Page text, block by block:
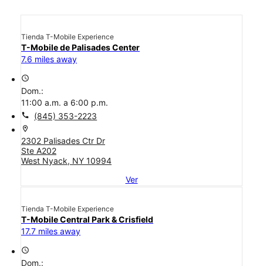
Tienda T-Mobile Experience
T-Mobile de Palisades Center
7.6 miles away
access_time
Dom.:
11:00 a.m. a 6:00 p.m.
call (845) 353-2223
location_on
2302 Palisades Ctr Dr
Ste A202
West Nyack, NY 10994
Ver
Tienda T-Mobile Experience
T-Mobile Central Park & Crisfield
17.7 miles away
access_time
Dom.: